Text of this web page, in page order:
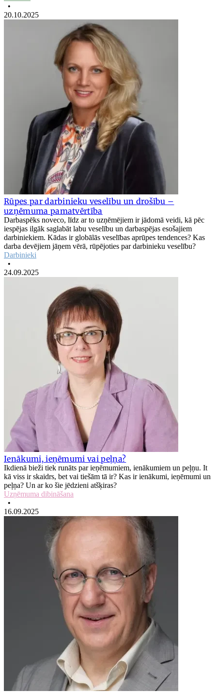
•
20.10.2025
Rūpes par darbinieku veselību un drošību –
uzņēmuma pamatvērtība
Darbaspēks noveco, līdz ar to uzņēmējiem ir jādomā veidi, kā pēc
iespējas ilgāk saglabāt labu veselību un darbaspējas esošajiem
darbiniekiem. Kādas ir globālās veselības aprūpes tendences? Kas
darba devējiem jāņem vērā, rūpējoties par darbinieku veselību?
Darbinieki
•
24.09.2025
Ienākumi, ieņēmumi vai peļņa?
Ikdienā bieži tiek runāts par ieņēmumiem, ienākumiem un peļņu. It
kā viss ir skaidrs, bet vai tiešām tā ir? Kas ir ienākumi, ieņēmumi un
peļņa? Un ar ko šie jēdzieni atšķiras?
Uzņēmuma dibināšana
•
16.09.2025